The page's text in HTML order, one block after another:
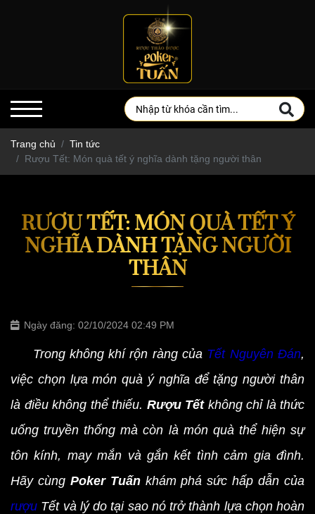
Trang chủ
Tin tức
Rượu Tết: Món quà tết ý nghĩa dành tặng người thân
RƯỢU TẾT: MÓN QUÀ TẾT Ý
NGHĨA DÀNH TẶNG NGƯỜI
THÂN
Ngày đăng: 02/10/2024 02:49 PM
Trong không khí rộn ràng của Tết Nguyên Đán,
việc chọn lựa món quà ý nghĩa để tặng người thân
là điều không thể thiếu. Rượu Tếtkhông chỉ là thức
uống truyền thống mà còn là món quà thể hiện sự
tôn kính, may mắn và gắn kết tình cảm gia đình.
Hãy cùng Poker Tuấnkhám phá sức hấp dẫn của
rượu Tết và lý do tại sao nó trở thành lựa chọn hoàn